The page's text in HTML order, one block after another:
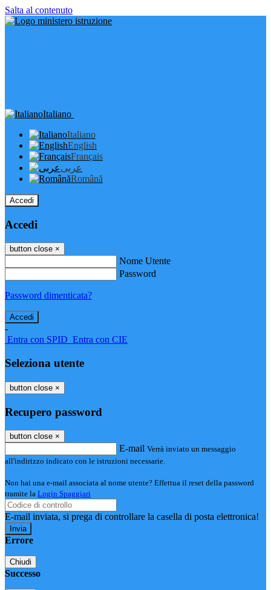
Salta al contenuto
Italiano
Italiano
English
Français
عربى
Română
Accedi
Accedi
button close ×
Nome Utente
Password
Password dimenticata?
-
Entra con SPID Entra con CIE
Seleziona utente
button close ×
Recupero password
button close ×
E-mail Verrà inviato un messaggio
all'indirizzo indicato con le istruzioni necessarie.
Non hai una e-mail associata al nome utente? Effettua il reset della password
tramite la Login Spaggiari
E-mail inviata, si prega di controllare la casella di posta elettronica!
Errore
Chiudi
Successo